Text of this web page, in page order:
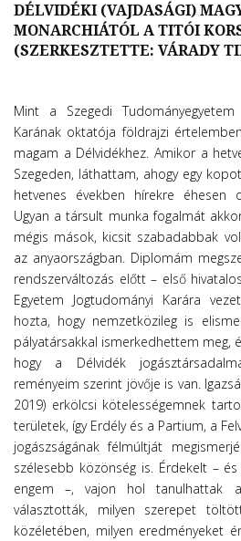
DÉLVIDÉKI (VAJDASÁGI)
MONARCHIÁTÓL A TITÓI
(SZERKESZTETTE: VÁRADY
Mint a Szegedi
Karának oktatója földrajzi
magam a Délvidékhez. Amikor a
Szegeden, láthattam, ahogy egy
hetvenes években hírekre éhesen
Ugyan a társult munka fogalmát
mégis mások, kicsit szabadabbak
az anyaországban. Diplomám
rendszerváltozás előtt – első
Egyetem Jogtudományi Karára
hozta, hogy nemzetközileg is
pályatársakkal ismerkedhettem meg,
hogy a Délvidék
reményeim szerint jövője is van.
2019) erkölcsi kötelességemnek
területek, így Erdély és a Partium, a
jogászságának félmúltját
szélesebb közönség is. Érdekelt –
engem –, vajon hol tanulhattak
választották, milyen szerepet
közéletében, milyen eredményeket